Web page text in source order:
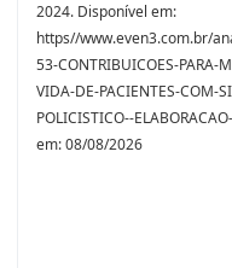
2024. Disponível em:
https//www.even3.com.br/
53-CONTRIBUICOES-PARA-
VIDA-DE-PACIENTES-COM-
POLICISTICO--
em: 08/08/2026